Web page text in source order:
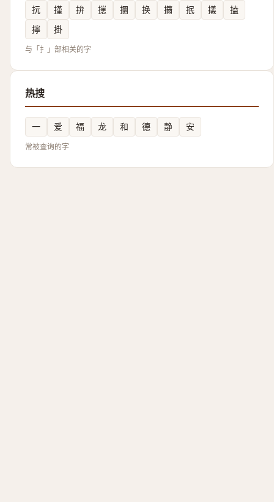
抏 㨷 拚 㩄 攌 换 㩶 抿 㩘
搕
擰
掛
与「扌」部相关的字
热搜
一 爱 福 龙 和 德 静 安
常被查询的字